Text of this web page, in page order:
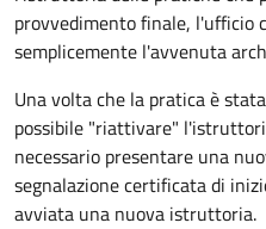
provvedimento finale, l'ufficio
semplicemente l'avvenuta
Una volta che la pratica è
possibile "riattivare"
necessario presentare una
segnalazione certificata di
avviata una nuova istruttoria.